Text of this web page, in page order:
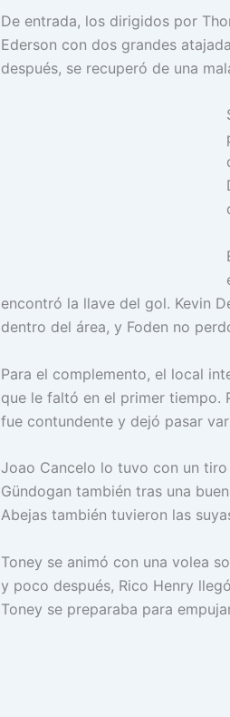
De entrada, los dirigidos por
Ederson con dos grandes
después, se recuperó de una
encontró la llave del gol. Kevin
dentro del área, y Foden no
Para el complemento, el local
que le faltó en el primer tiempo.
fue contundente y dejó pasar
Joao Cancelo lo tuvo con un
Gündogan también tras una
Abejas también tuvieron las
Toney se animó con una volea
y poco después, Rico Henry
Toney se preparaba para